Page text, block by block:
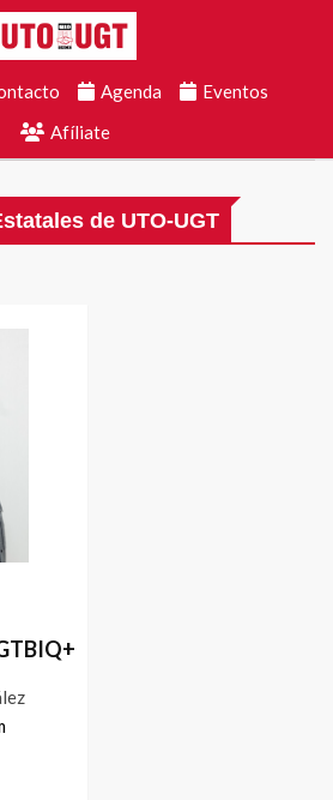
Agenda
Eventos
Afíliate
de UTO-UGT